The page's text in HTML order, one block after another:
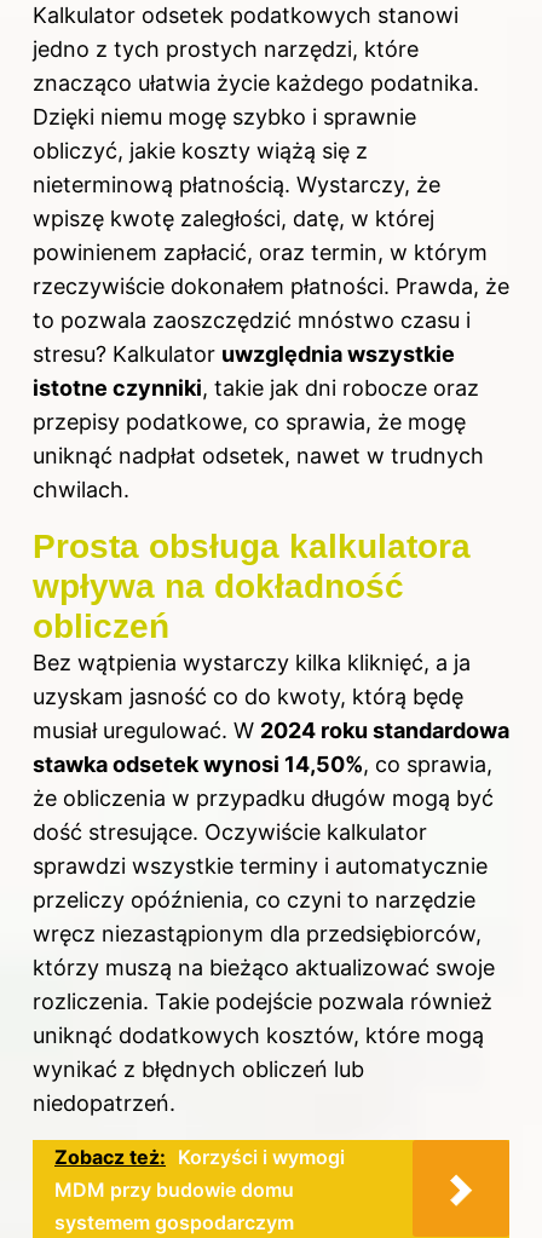
Kalkulator odsetek podatkowych stanowi
jedno z tych prostych narzędzi, które
znacząco ułatwia życie każdego podatnika.
Dzięki niemu mogę szybko i sprawnie
obliczyć, jakie koszty wiążą się z
nieterminową płatnością. Wystarczy, że
wpiszę kwotę zaległości, datę, w której
powinienem zapłacić, oraz termin, w którym
rzeczywiście dokonałem płatności. Prawda, że
to pozwala zaoszczędzić mnóstwo czasu i
stresu? Kalkulator uwzględnia wszystkie
istotne czynniki, takie jak dni robocze oraz
przepisy podatkowe, co sprawia, że mogę
uniknąć nadpłat odsetek, nawet w trudnych
chwilach.
Prosta obsługa kalkulatora
wpływa na dokładność
obliczeń
Bez wątpienia wystarczy kilka kliknięć, a ja
uzyskam jasność co do kwoty, którą będę
musiał uregulować. W 2024 roku standardowa
stawka odsetek wynosi 14,50%, co sprawia,
że obliczenia w przypadku długów mogą być
dość stresujące. Oczywiście kalkulator
sprawdzi wszystkie terminy i automatycznie
przeliczy opóźnienia, co czyni to narzędzie
wręcz niezastąpionym dla przedsiębiorców,
którzy muszą na bieżąco aktualizować swoje
rozliczenia. Takie podejście pozwala również
uniknąć dodatkowych kosztów, które mogą
wynikać z błędnych obliczeń lub
niedopatrzeń.
Zobacz też: Korzyści i wymogi
MDM przy budowie domu
systemem gospodarczym